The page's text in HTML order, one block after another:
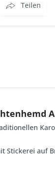
Teilen
Stickerei auf